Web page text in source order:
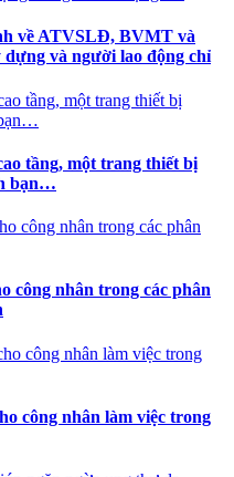
về ATVSLĐ, BVMT và
và người lao động chỉ
tầng, một trang thiết bị
bạn…
công nhân trong các phân
công nhân làm việc trong